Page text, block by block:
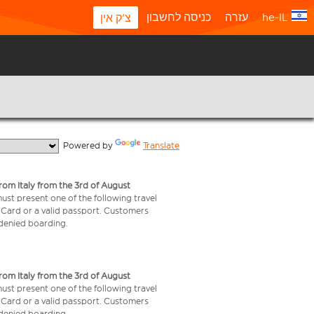
צ'ק אין כניסה לחשבון עזרה he-IL
Powered by Translate
Italy from the 3rd of August
present one of the following travel
or a valid passport. Customers
boarding.
Italy from the 3rd of August
present one of the following travel
or a valid passport. Customers